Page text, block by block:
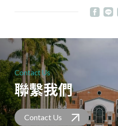
Contact Us
聯繫我們
Contact Us